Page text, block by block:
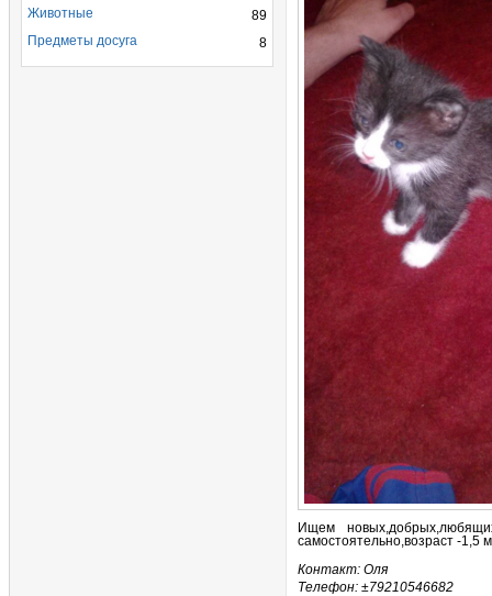
Ищем
самостоятельно,возраст -1,5
Контакт: Оля
Телефон: ±79210546682
89
Животные
8
Предметы досуга